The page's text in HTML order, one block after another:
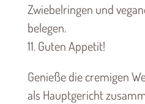
Zwiebelringen und
belegen.
11. Guten Appetit!
Genieße die cremigen
als Hauptgericht